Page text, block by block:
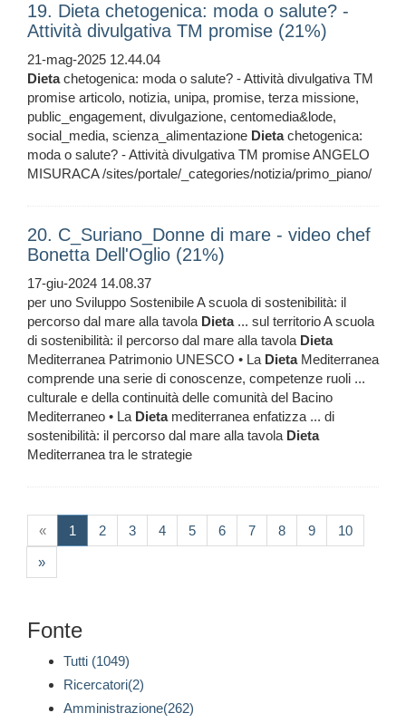
19. Dieta chetogenica: moda o salute? -
Attività divulgativa TM promise (21%)
21-mag-2025 12.44.04
Dietachetogenica: moda o salute? - Attività divulgativa TM
promise articolo, notizia, unipa, promise, terza missione,
public_engagement, divulgazione, centomedia&lode,
social_media, scienza_alimentazione Dietachetogenica:
moda o salute? - Attività divulgativa TM promise ANGELO
MISURACA /sites/portale/_categories/notizia/primo_piano/
20. C_Suriano_Donne di mare - video chef
Bonetta Dell'Oglio (21%)
17-giu-2024 14.08.37
per uno Sviluppo Sostenibile A scuola di sostenibilità: il
percorso dal mare alla tavola Dieta... sul territorio A scuola
di sostenibilità: il percorso dal mare alla tavola Dieta
Mediterranea Patrimonio UNESCO • La DietaMediterranea
comprende una serie di conoscenze, competenze ruoli ...
culturale e della continuità delle comunità del Bacino
Mediterraneo • La Dietamediterranea enfatizza ... di
sostenibilità: il percorso dal mare alla tavola Dieta
Mediterranea tra le strategie
« 1 (current)
2 3 4 5 6 7 8 9 10
»
Fonte
Tutti (1049)
Ricercatori(2)
Amministrazione(262)